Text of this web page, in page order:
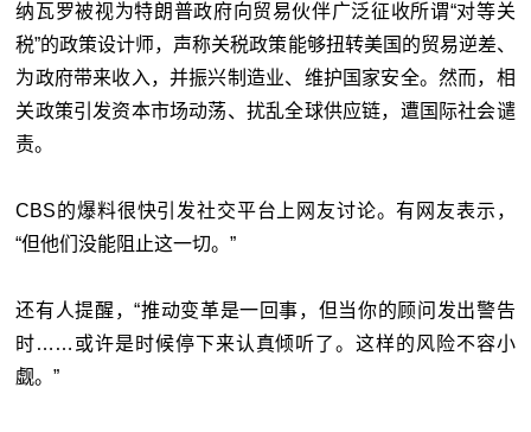
纳瓦罗被视为特朗普政府向贸易伙伴广泛征收所谓“对等关
税”的政策设计师，声称关税政策能够扭转美国的贸易逆差、
为政府带来收入，并振兴制造业、维护国家安全。然而，相
关政策引发资本市场动荡、扰乱全球供应链，遭国际社会谴
责。
CBS的爆料很快引发社交平台上网友讨论。有网友表示，
“但他们没能阻止这一切。”
还有人提醒，“推动变革是一回事，但当你的顾问发出警告
时……或许是时候停下来认真倾听了。这样的风险不容小
觑。”